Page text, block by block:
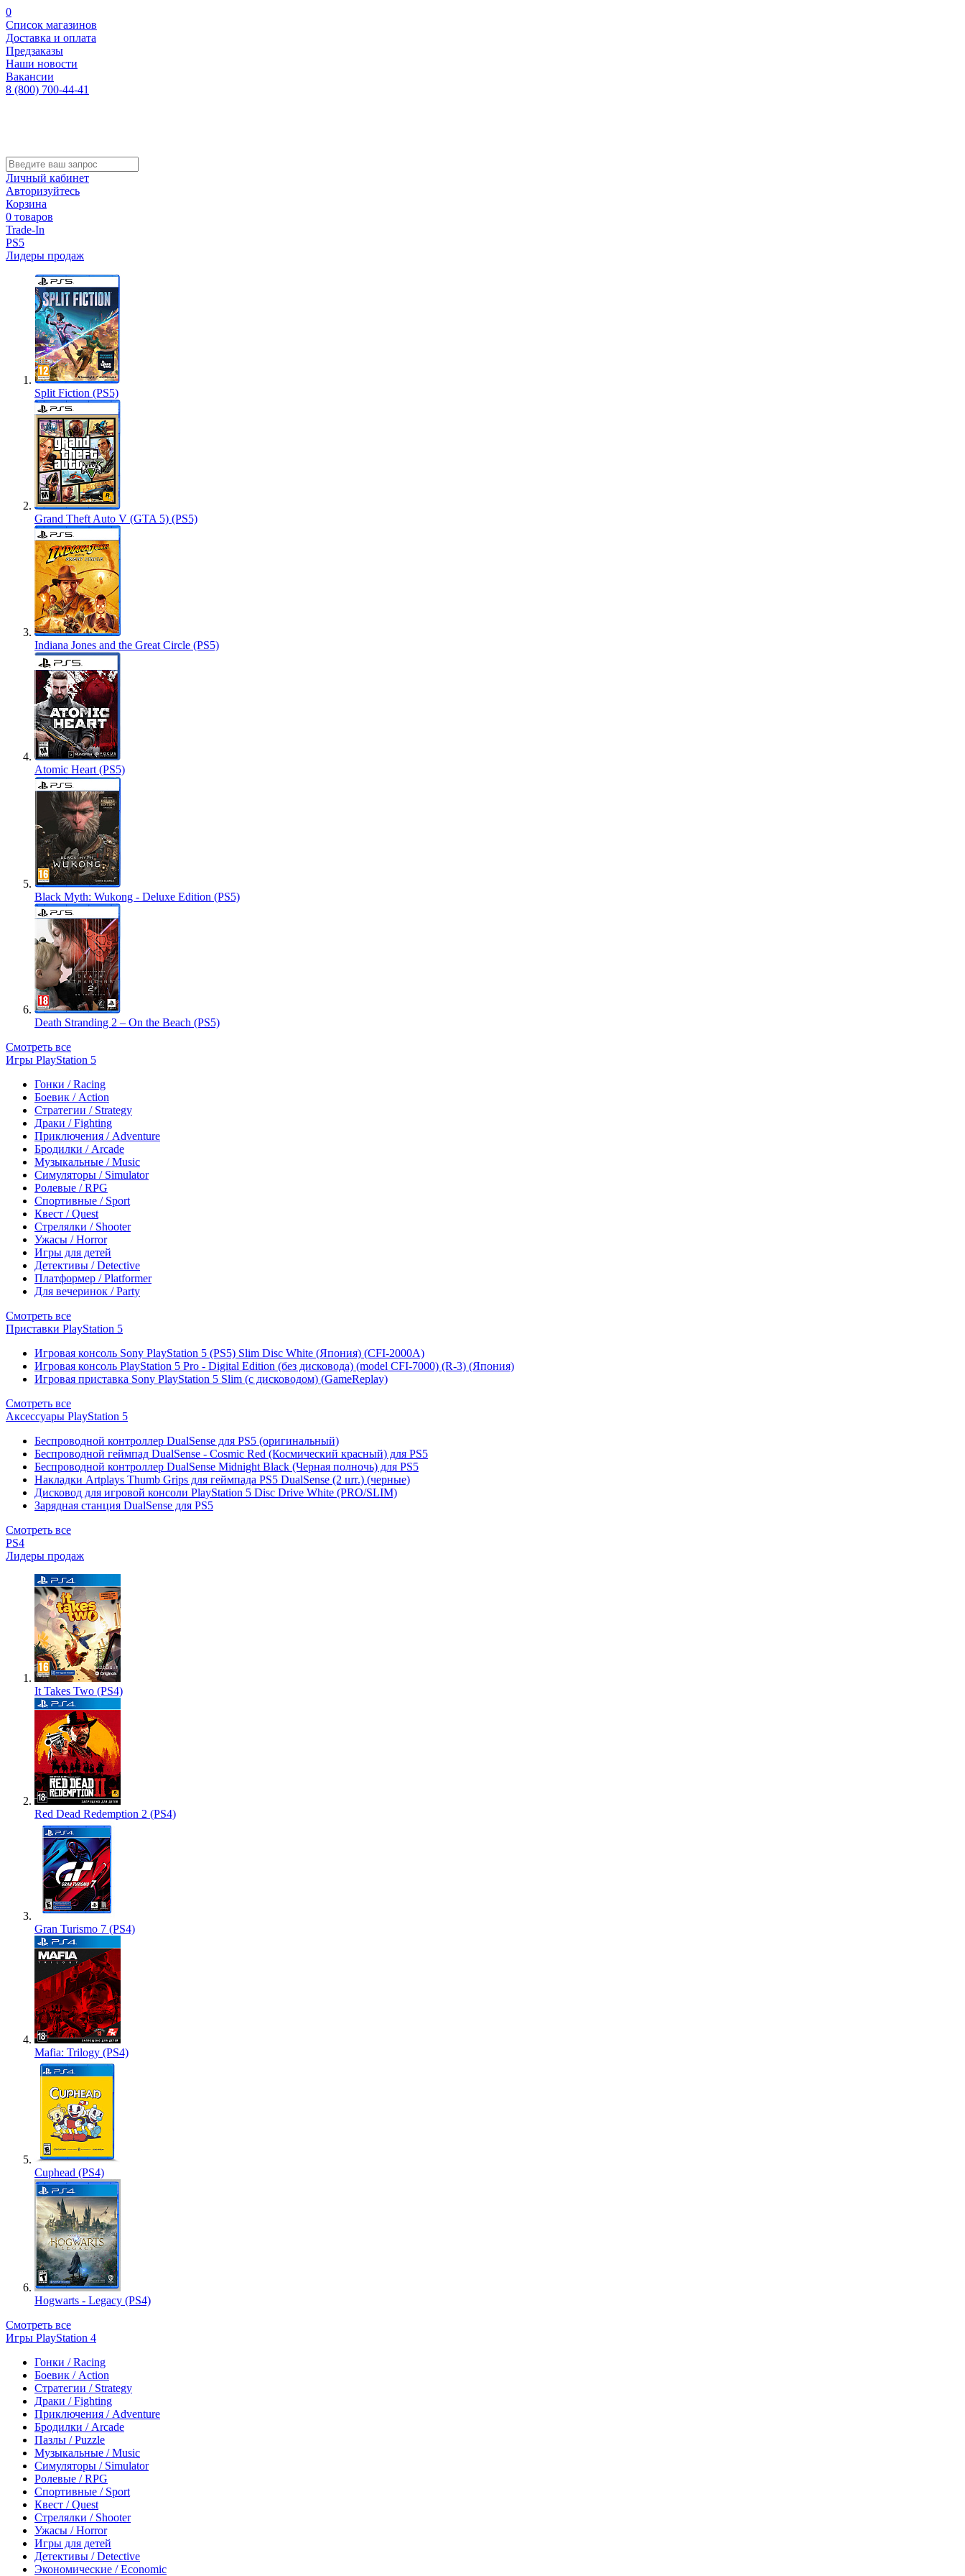
0
Список магазинов
Доставка и оплата
Предзаказы
Наши новости
Вакансии
8 (800) 700-44-41
Личный кабинет
Авторизуйтесь
Корзина
0 товаров
Trade-In
PS5
Лидеры продаж
Split Fiction (PS5)
Grand Theft Auto V (GTA 5) (PS5)
Indiana Jones and the Great Circle (PS5)
Atomic Heart (PS5)
Black Myth: Wukong - Deluxe Edition (PS5)
Death Stranding 2 – On the Beach (PS5)
Смотреть все
Игры PlayStation 5
Гонки / Racing
Боевик / Action
Стратегии / Strategy
Драки / Fighting
Приключения / Adventure
Бродилки / Arcade
Музыкальные / Music
Симуляторы / Simulator
Ролевые / RPG
Спортивные / Sport
Квест / Quest
Стрелялки / Shooter
Ужасы / Horror
Игры для детей
Детективы / Detective
Платформер / Platformer
Для вечеринок / Party
Смотреть все
Приставки PlayStation 5
Игровая консоль Sony PlayStation 5 (PS5) Slim Disc White (Япония) (CFI-2000A)
Игровая консоль PlayStation 5 Pro - Digital Edition (без дисковода) (model CFI-7000) (R-3) (Япония)
Игровая приставка Sony PlayStation 5 Slim (с дисководом) (GameReplay)
Смотреть все
Аксессуары PlayStation 5
Беспроводной контроллер DualSense для PS5 (оригинальный)
Беспроводной геймпад DualSense - Cosmic Red (Космический красный) для PS5
Беспроводной контроллер DualSense Midnight Black (Черная полночь) для PS5
Накладки Artplays Thumb Grips для геймпада PS5 DualSense (2 шт.) (черные)
Дисковод для игровой консоли PlayStation 5 Disc Drive White (PRO/SLIM)
Зарядная станция DualSense для PS5
Смотреть все
PS4
Лидеры продаж
It Takes Two (PS4)
Red Dead Redemption 2 (PS4)
Gran Turismo 7 (PS4)
Mafia: Trilogy (PS4)
Cuphead (PS4)
Hogwarts - Legacy (PS4)
Смотреть все
Игры PlayStation 4
Гонки / Racing
Боевик / Action
Стратегии / Strategy
Драки / Fighting
Приключения / Adventure
Бродилки / Arcade
Пазлы / Puzzle
Музыкальные / Music
Симуляторы / Simulator
Ролевые / RPG
Спортивные / Sport
Квест / Quest
Стрелялки / Shooter
Ужасы / Horror
Игры для детей
Детективы / Detective
Экономические / Economic